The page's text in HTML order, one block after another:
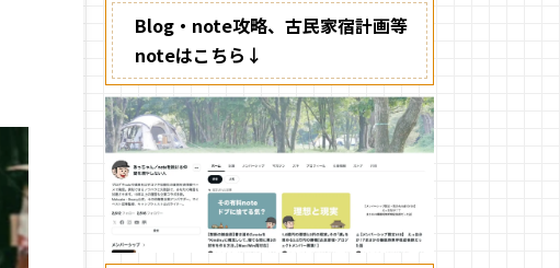
Blog・note攻略、古民家宿計画等
noteはこちら↓